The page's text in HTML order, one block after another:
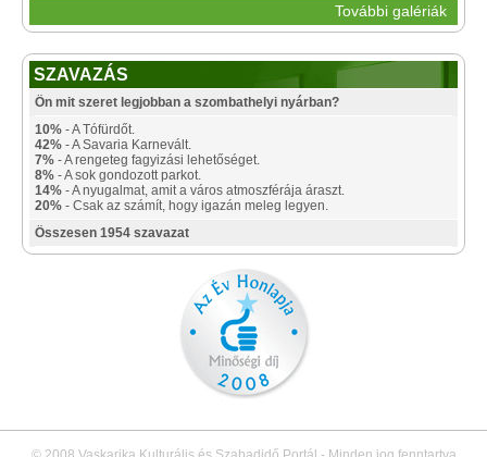
További galériák
SZAVAZÁS
Ön mit szeret legjobban a szombathelyi nyárban?
10% - A Tófürdőt.
42% - A Savaria Karnevált.
7% - A rengeteg fagyizási lehetőséget.
8% - A sok gondozott parkot.
14% - A nyugalmat, amit a város atmoszférája áraszt.
20% - Csak az számít, hogy igazán meleg legyen.
Összesen 1954 szavazat